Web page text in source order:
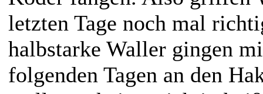
letzten Tage noch mal
halbstarke Waller gingen
folgenden Tagen an den